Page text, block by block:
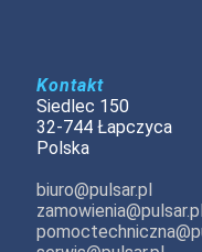
Kontakt
Siedlec 150
32-744 Łapczyca
Polska
biuro@pulsar.pl
zamowienia@pulsar.pl